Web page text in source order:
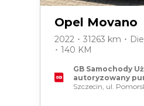
Opel Movano
2022 ･ 31263 km ･
･ 140 KM
GB Samochody
autoryzowany
Szczecin, ul.